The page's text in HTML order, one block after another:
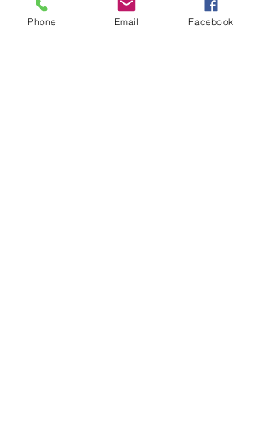
Phone Email Facebook